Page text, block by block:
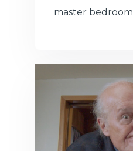
master bedroom